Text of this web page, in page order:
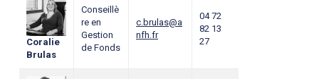
Coralie
Brulas
Conseillè
re en
Gestion
de Fonds
c.brulas@a
nfh.fr
04 72
82 13
27